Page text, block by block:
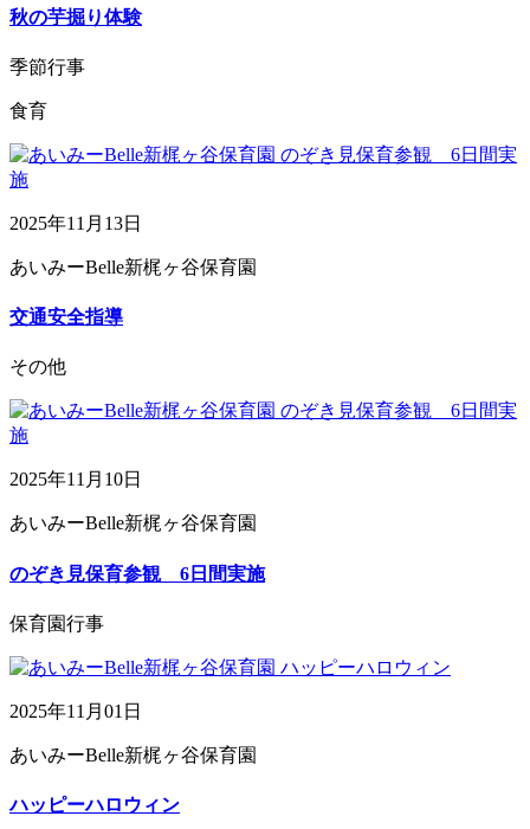
秋の芋掘り体験
季節行事
食育
2025年11月13日
あいみーBelle新梶ヶ谷保育園
交通安全指導
その他
2025年11月10日
あいみーBelle新梶ヶ谷保育園
のぞき見保育参観 6日間実施
保育園行事
2025年11月01日
あいみーBelle新梶ヶ谷保育園
ハッピーハロウィン